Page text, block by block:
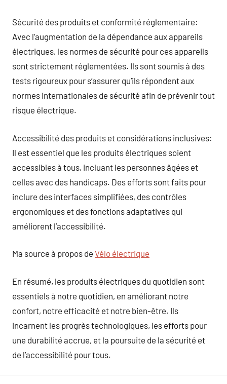
Sécurité des produits et conformité réglementaire:
Avec l’augmentation de la dépendance aux appareils
électriques, les normes de sécurité pour ces appareils
sont strictement réglementées. Ils sont soumis à des
tests rigoureux pour s’assurer qu’ils répondent aux
normes internationales de sécurité afin de prévenir tout
risque électrique.
Accessibilité des produits et considérations inclusives:
Il est essentiel que les produits électriques soient
accessibles à tous, incluant les personnes âgées et
celles avec des handicaps. Des efforts sont faits pour
inclure des interfaces simplifiées, des contrôles
ergonomiques et des fonctions adaptatives qui
améliorent l’accessibilité.
Ma source à propos de Vélo électrique
En résumé, les produits électriques du quotidien sont
essentiels à notre quotidien, en améliorant notre
confort, notre efficacité et notre bien-être. Ils
incarnent les progrès technologiques, les efforts pour
une durabilité accrue, et la poursuite de la sécurité et
de l’accessibilité pour tous.